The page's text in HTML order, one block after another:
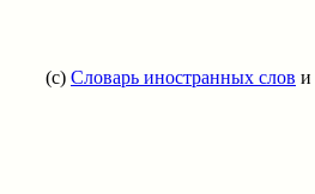
(c) Словарь иностранных слов и